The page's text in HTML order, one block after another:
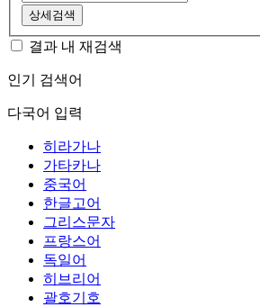
상세검색
결과 내 재검색
인기 검색어
다국어 입력
히라가나
가타카나
중국어
한글고어
그리스문자
프랑스어
독일어
히브리어
괄호기호